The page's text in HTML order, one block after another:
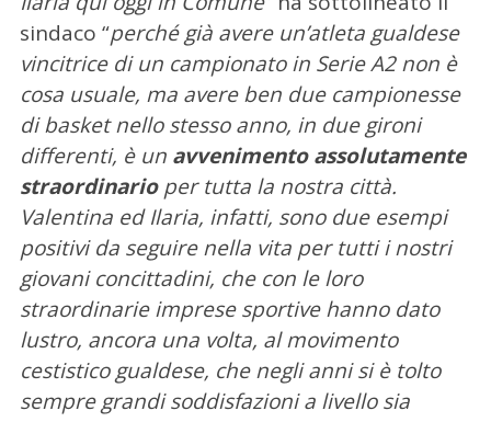
sindaco “perché già avere un’atleta gualdese
vincitrice di un campionato in Serie A2 non è
cosa usuale, ma avere ben due campionesse
di basket nello stesso anno, in due gironi
differenti, è un avvenimento assolutamente
straordinarioper tutta la nostra città.
Valentina ed Ilaria, infatti, sono due esempi
positivi da seguire nella vita per tutti i nostri
giovani concittadini, che con le loro
straordinarie imprese sportive hanno dato
lustro, ancora una volta, al movimento
cestistico gualdese, che negli anni si è tolto
sempre grandi soddisfazioni a livello sia